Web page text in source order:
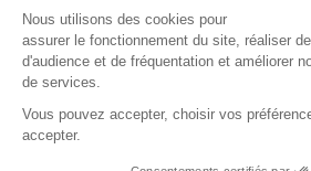
Nous utilisons des cookies pour
assurer le fonctionnement du site, réaliser
d'audience et de fréquentation et améliorer
de services.
Vous pouvez accepter, choisir vos
accepter.
Mentions légales
Politique sur les cookies
Aide et contact